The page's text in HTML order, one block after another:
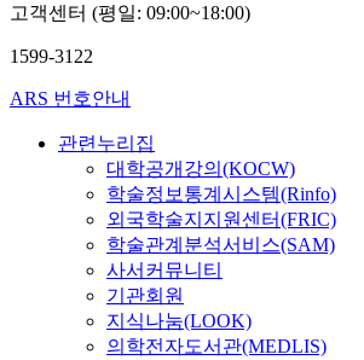
고객센터 (평일: 09:00~18:00)
1599-3122
ARS 번호안내
관련누리집
대학공개강의(KOCW)
학술정보통계시스템(Rinfo)
외국학술지지원센터(FRIC)
학술관계분석서비스(SAM)
사서커뮤니티
기관회원
지식나눔(LOOK)
의학전자도서관(MEDLIS)